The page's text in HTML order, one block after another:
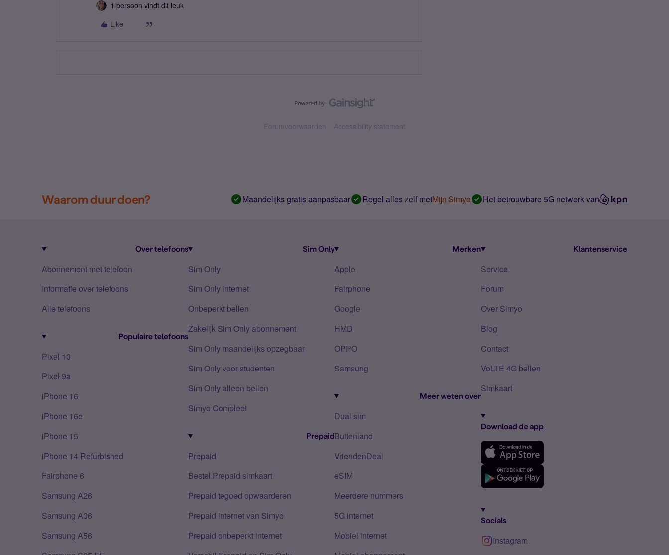
1 persoon vindt dit leuk
Like
Forumvoorwaarden Accessibility statement
Waarom duur doen? Maandelijks gratis aanpasbaar Regel alles zelf metMijn Simyo Het betrouwbare 5G-netwerk van
Over telefoons
Abonnement met telefoon
Informatie over telefoons
Alle telefoons
Populaire telefoons
Pixel 10
Pixel 9a
iPhone 16
iPhone 16e
iPhone 15
iPhone 14 Refurbished
Fairphone 6
Samsung A26
Samsung A36
Samsung A56
Sim Only
Sim Only
Sim Only internet
Onbeperkt bellen
Zakelijk Sim Only abonnement
Sim Only maandelijks opzegbaar
Sim Only voor studenten
Sim Only alleen bellen
Simyo Compleet
Prepaid
Prepaid
Bestel Prepaid simkaart
Prepaid tegoed opwaarderen
Prepaid internet van Simyo
Prepaid onbeperkt internet
Merken
Apple
Fairphone
Google
HMD
OPPO
Samsung
Meer weten over
Dual sim
Buitenland
VriendenDeal
eSIM
Meerdere nummers
5G internet
Mobiel internet
Klantenservice
Service
Forum
Over Simyo
Blog
Contact
VoLTE 4G bellen
Simkaart
Download de app
Socials
Instagram